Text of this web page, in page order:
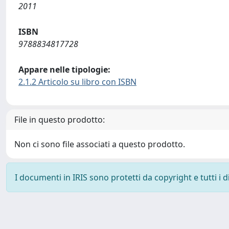
2011
ISBN
9788834817728
Appare nelle tipologie:
2.1.2 Articolo su libro con ISBN
File in questo prodotto:
Non ci sono file associati a questo prodotto.
I documenti in IRIS sono protetti da copyright e tutti i